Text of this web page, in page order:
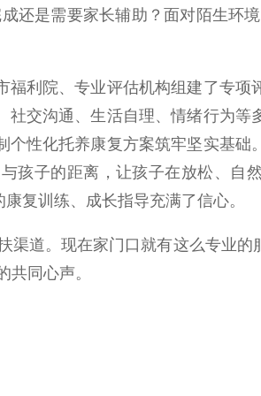
是需要家长辅助？面对陌生环
院、专业评估机构组建了专项
交沟通、生活自理、情绪行为
性化托养康复方案筑牢坚实基
孩子的距离，让孩子在放松、自
复训练、成长指导充满了信心。
道。现在家门口就有这么专业的
同心声。